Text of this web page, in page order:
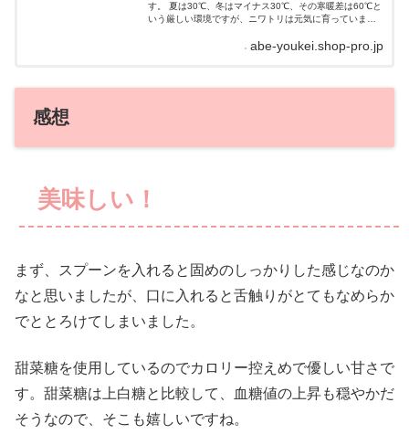
す。 夏は30℃、冬はマイナス30℃、その寒暖差は60℃と
いう厳しい環境ですが、ニワトリは元気に育っていま
素や乳酸菌などを配合し、安心・安全...abe-youkei.shop-pro.jp
感想
美味しい！
まず、スプーンを入れると固めのしっかりした感じなのか
なと思いましたが、口に入れると舌触りがとてもなめらか
でととろけてしまいました。
甜菜糖を使用しているのでカロリー控えめで優しい甘さで
す。甜菜糖は上白糖と比較して、血糖値の上昇も穏やかだ
そうなので、そこも嬉しいですね。